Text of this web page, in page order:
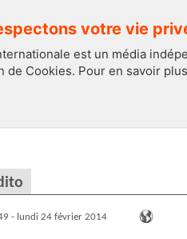
votre vie
est un média
de Cookies. Pour en savoir
- lundi 24 février 2014